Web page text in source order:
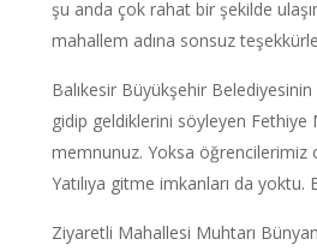
şu anda çok rahat bir şekilde
mahallem adına sonsuz
Balıkesir Büyükşehir
gidip geldiklerini söyleyen Fethiye
memnunuz. Yoksa öğrencilerimiz
Yatılıya gitme imkanları da
Ziyaretli Mahallesi Muhtarı